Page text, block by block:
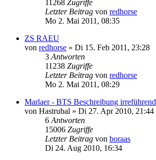
11268 Zugriffe
Letzter Beitrag von redhorse
Mo 2. Mai 2011, 08:35
ZS RAEU
von redhorse » Di 15. Feb 2011, 23:28
3 Antworten
11238 Zugriffe
Letzter Beitrag von redhorse
Mo 2. Mai 2011, 08:29
Marlaer - BTS Beschreibung irreführend
von Hastrubal » Di 27. Apr 2010, 21:44
6 Antworten
15006 Zugriffe
Letzter Beitrag von boraas
Di 24. Aug 2010, 16:34